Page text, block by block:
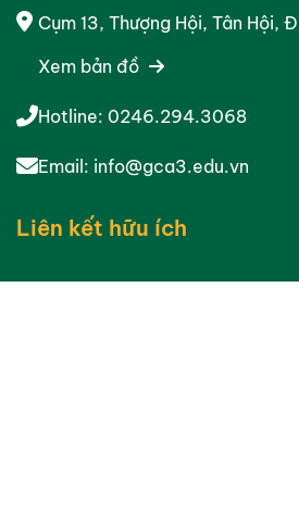
Cụm 13, Thượng Hội, Tân Hội,
Xem bản đồ
Hotline: 0246.294.3068
Email: info@gca3.edu.vn
Liên kết hữu ích